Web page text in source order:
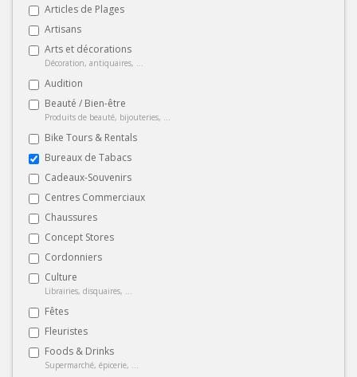
Articles de Plages
Artisans
Arts et décorations
Décoration, antiquaires, ...
Audition
Beauté / Bien-être
Produits de beauté, bijouteries, ...
Bike Tours & Rentals
Bureaux de Tabacs
Cadeaux-Souvenirs
Centres Commerciaux
Chaussures
Concept Stores
Cordonniers
Culture
Librairies, disquaires, ...
Fêtes
Fleuristes
Foods & Drinks
Supermarché, épicerie, ...